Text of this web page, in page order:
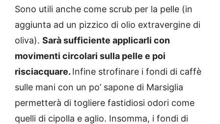
Sono utili anche come scrub per la pelle (in
aggiunta ad un pizzico di olio extravergine di
oliva). Sarà sufficiente applicarli con
movimenti circolari sulla pelle e poi
risciacquare. Infine strofinare i fondi di caffè
sulle mani con un po’ sapone di Marsiglia
permetterà di togliere fastidiosi odori come
quelli di cipolla e aglio. Insomma, i fondi di